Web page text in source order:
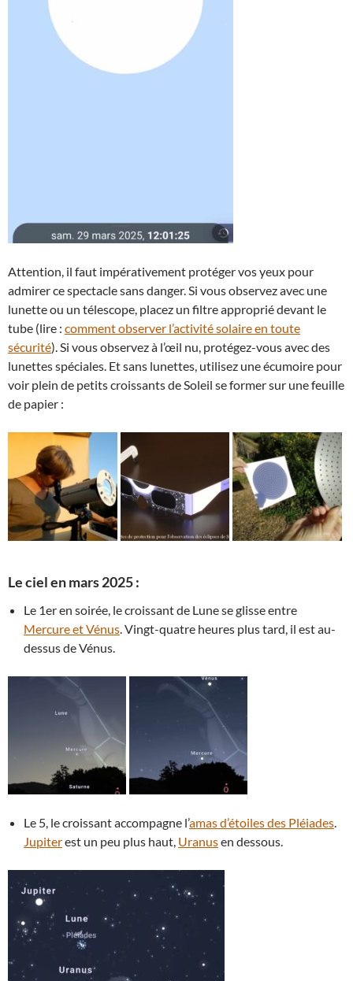
Attention, il faut impérativement protéger vos yeux pour
admirer ce spectacle sans danger. Si vous observez avec une
lunette ou un télescope, placez un filtre approprié devant le
tube (lire : comment observer l’activité solaire en toute
sécurité). Si vous observez à l’œil nu, protégez-vous avec des
lunettes spéciales. Et sans lunettes, utilisez une écumoire pour
voir plein de petits croissants de Soleil se former sur une feuille
de papier :
Le ciel en mars 2025 :
Le 1er en soirée, le croissant de Lune se glisse entre
Mercure et Vénus. Vingt-quatre heures plus tard, il est au-
dessus de Vénus.
Le 5, le croissant accompagne l’amas d’étoiles des Pléiades.
Jupiterest un peu plus haut, Uranusen dessous.